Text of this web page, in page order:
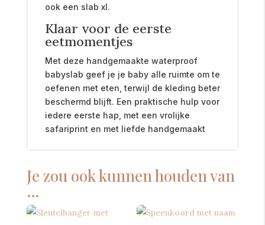
ook een slab xl.
Klaar voor de eerste
eetmomentjes
Met deze handgemaakte waterproof
babyslab geef je je baby alle ruimte om te
oefenen met eten, terwijl de kleding beter
beschermd blijft. Een praktische hulp voor
iedere eerste hap, met een vrolijke
safariprint en met liefde handgemaakt
Je zou ook kunnen houden van
…